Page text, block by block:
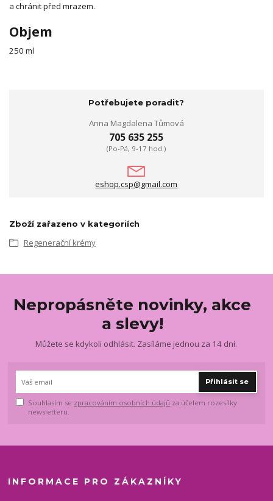
a chránit před mrazem.
Objem
250 ml
Potřebujete poradit?
Anna Magdalena Tůmová
705 635 255
(Po-Pá, 9-17 hod.)
eshop.csp@gmail.com
Zboží zařazeno v kategoriích
Regenerační krémy
Nepropásněte novinky, akce
a slevy!
Můžete se kdykoli odhlásit. Zasíláme jednou za 14 dní.
Přihlásit se
Souhlasím se zpracováním osobních údajů za účelem rozesílky
newsletteru.
INFORMACE PRO ZÁKAZNÍKY